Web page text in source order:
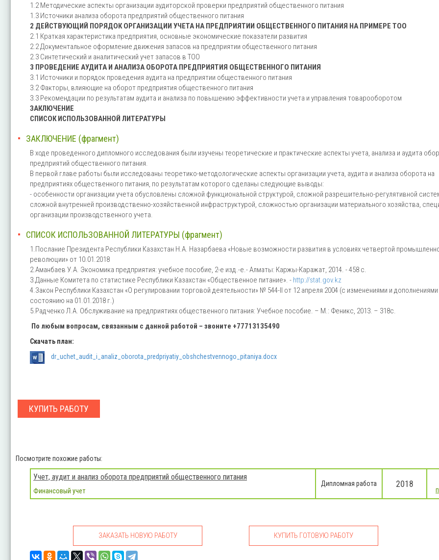
1.2 Методические аспекты организации аудиторской проверки предприятий общественного питания
1.3 Источники анализа оборота предприятий общественного питания
2 ДЕЙСТВУЮЩИЙ ПОРЯДОК ОРГАНИЗАЦИИ УЧЕТА НА ПРЕДПРИЯТИИ ОБЩЕСТВЕННОГО ПИТАНИЯ НА ПРИМЕРЕ ТОО
2.1 Краткая характеристика предприятия, основные экономические показатели развития
2.2 Документальное оформление движения запасов на предприятии общественного питания
2.3 Синтетический и аналитический учет запасов в ТОО
3 ПРОВЕДЕНИЕ АУДИТА И АНАЛИЗА ОБОРОТА ПРЕДПРИЯТИЯ ОБЩЕСТВЕННОГО ПИТАНИЯ
3.1 Источники и порядок проведения аудита на предприятии общественного питания
3.2 Факторы, влияющие на оборот предприятия общественного питания
3.3 Рекомендации по результатам аудита и анализа по повышению эффективности учета и управления товарооборотом
ЗАКЛЮЧЕНИЕ
СПИСОК ИСПОЛЬЗОВАННОЙ ЛИТЕРАТУРЫ
ЗАКЛЮЧЕНИЕ (фрагмент)
В ходе проведенного дипломного исследования были изучены теоретические и практические аспекты учета, анализа и аудита
предприятий общественного питания.
В первой главе работы были исследованы теоретико-методологические аспекты организации учета, аудита и анализа оборота на
предприятиях общественного питания, по результатам которого сделаны следующие выводы:
- особенности организации учета обусловлены сложной функциональной структурой, сложной разрешительно-регулятивной
сложной внутренней производственно-хозяйственной инфраструктурой, сложностью организации материального хозяйства,
организации производственного учета.
СПИСОК ИСПОЛЬЗОВАННОЙ ЛИТЕРАТУРЫ (фрагмент)
1.Послание Президента Республики Казахстан Н.А. Назарбаева «Новые возможности развития в условиях четвертой
революции» от 10.01.2018
2.Аманбаев У.А. Экономика предприятия: учебное пособие, 2-е изд.-е.- Алматы: Каржы-Каражат, 2014. - 458 с.
3.Данные Комитета по статистике Республики Казахстан «Общественное питание». - http://stat.gov.kz
4.Закон Республики Казахстан «О регулировании торговой деятельности» № 544-II от 12 апреля 2004 (с изменениями и дополнениями
состоянию на 01.01.2018 г.)
5.Радченко Л.А. Обслуживание на предприятиях общественного питания: Учебное пособие. – М.: Феникс, 2013. – 318с.
По любым вопросам, связанным с данной работой – звоните +77713135490
Скачать план:
dr_uchet_audit_i_analiz_oborota_predpriyatiy_obshchestvennogo_pitaniya.docx
КУПИТЬ РАБОТУ
Посмотрите похожие работы:
Учет, аудит и анализ оборота предприятий общественного питания
Финансовый учет
Дипломная работа 2018
ЗАКАЗАТЬ НОВУЮ РАБОТУ КУПИТЬ ГОТОВУЮ РАБОТУ